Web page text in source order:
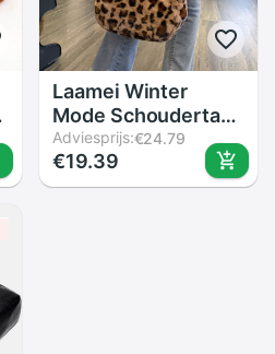
Laamei Winter
Mode Schoudertas
Vrouwelijke
Luipaard
Vrouwelijke Tas
Adviesprijs:€24.79
€19.39